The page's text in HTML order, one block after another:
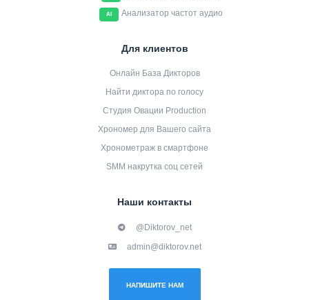
AI Анализатор частот аудио
Для клиентов
Онлайн База Дикторов
Найти диктора по голосу
Студия Овации Production
Хрономер для Вашего сайта
Хронометраж в смартфоне
SMM накрутка соц сетей
Наши контакты
@Diktorov_net
admin@diktorov.net
НАПИШИТЕ НАМ